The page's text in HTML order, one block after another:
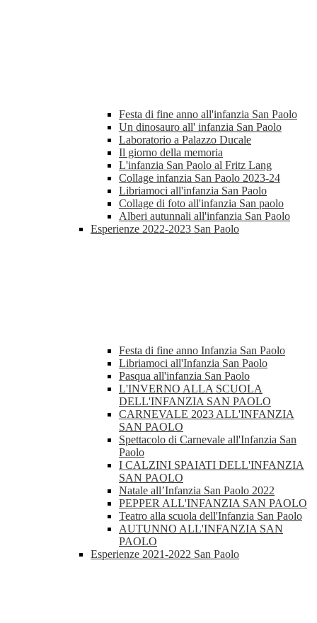
Festa di fine anno all'infanzia San Paolo
Un dinosauro all' infanzia San Paolo
Laboratorio a Palazzo Ducale
Il giorno della memoria
L'infanzia San Paolo al Fritz Lang
Collage infanzia San Paolo 2023-24
Libriamoci all'infanzia San Paolo
Collage di foto all'infanzia San paolo
Alberi autunnali all'infanzia San Paolo
Esperienze 2022-2023 San Paolo
Festa di fine anno Infanzia San Paolo
Libriamoci all'Infanzia San Paolo
Pasqua all'infanzia San Paolo
L'INVERNO ALLA SCUOLA
DELL'INFANZIA SAN PAOLO
CARNEVALE 2023 ALL'INFANZIA
SAN PAOLO
Spettacolo di Carnevale all'Infanzia San
Paolo
I CALZINI SPAIATI DELL'INFANZIA
SAN PAOLO
Natale all’Infanzia San Paolo 2022
PEPPER ALL'INFANZIA SAN PAOLO
Teatro alla scuola dell'Infanzia San Paolo
AUTUNNO ALL'INFANZIA SAN
PAOLO
Esperienze 2021-2022 San Paolo